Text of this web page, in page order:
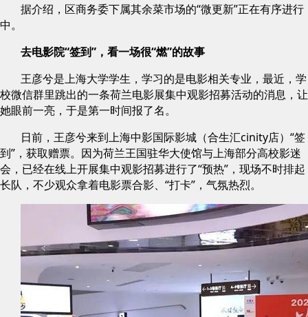
据介绍，区商务委下属其余菜市场的“微更新”正在有序进行
中。
去电影院“签到”，看一场很“燃”的故事
王彦兮是上海大学学生，学习的是电影相关专业，最近，学
校微信群里跳出的一条荷兰电影展集中观影招募活动的消息，让
她眼前一亮，于是第一时间报了名。
日前，王彦兮来到上海中影国际影城（合生汇cinity店）“签
到”，获取赠票。因为荷兰王国驻华大使馆与上海部分高校影迷
会，已经在线上开展集中观影招募进行了“预热”，现场不时排起
长队，不少观众拿着电影票合影、“打卡”，气氛热烈。